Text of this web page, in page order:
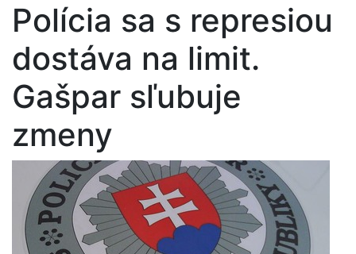
Polícia sa s represiou
dostáva na limit.
Gašpar sľubuje
zmeny